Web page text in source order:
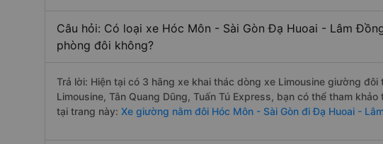
Câu hỏi: Có loại xe Hóc Môn - Sài Gòn Đạ Huoai - Lâm
phòng đôi không?
Trả lời: Hiện tại có 3 hãng xe khai thác dòng xe Limousine giường
Limousine, Tân Quang Dũng, Tuấn Tú Express, bạn có thể tham
tại trang này: Xe giường nằm đôi Hóc Môn - Sài Gòn đi Đạ Huoai -